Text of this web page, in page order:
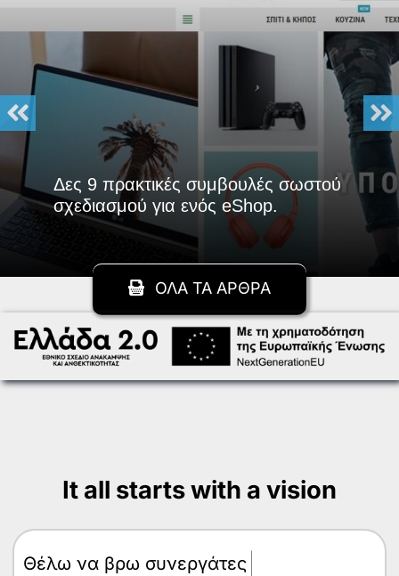
Δες 9 πρακτικές συμβουλές σωστού
σχεδιασμού για ενός eShop.
ΟΛΑ ΤΑ ΑΡΘΡΑ
It all starts with a vision
Θέλω